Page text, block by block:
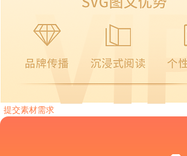
提交素材需求